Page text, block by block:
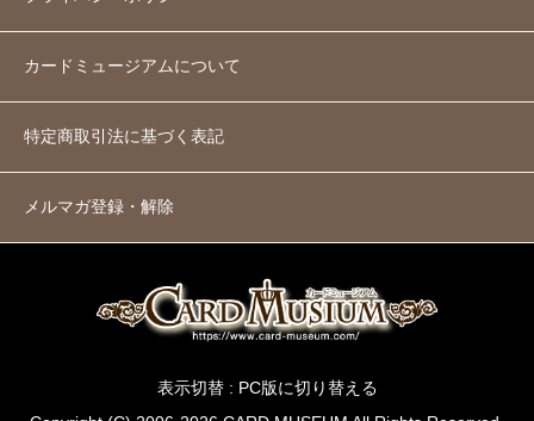
カードミュージアムについて
特定商取引法に基づく表記
メルマガ登録・解除
表示切替 : PC版に切り替える